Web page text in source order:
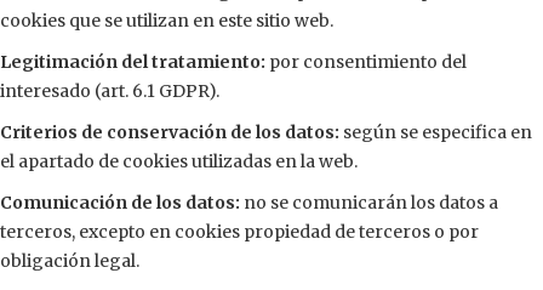
cookies que se utilizan en este sitio web.
Legitimación del tratamiento: por consentimiento del
interesado (art. 6.1 GDPR).
Criterios de conservación de los datos: según se especifica en
el apartado de cookies utilizadas en la web.
Comunicación de los datos: no se comunicarán los datos a
terceros, excepto en cookies propiedad de terceros o por
obligación legal.